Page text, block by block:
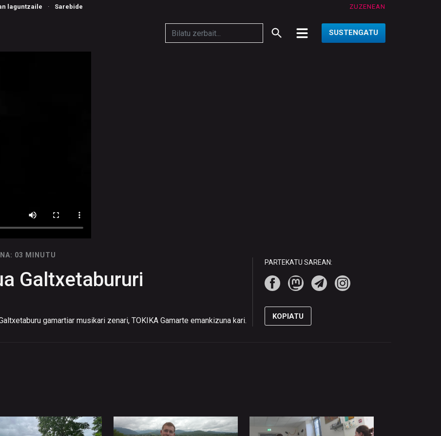
laguntzaile · Sarebide ZUZENEAN
SUSTENGATU
03 MINUTU
Galtxetabururi
gamartiar musikari zenari, TOKIKA Gamarte emankizuna kari.
PARTEKATU SAREAN:
KOPIATU